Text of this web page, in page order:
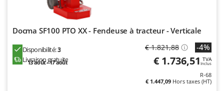
Y Yard Force
Z
Zanon
Docma SF100 PTO XX - Fendeuse à tracteur - Verticale
Disponibilité:3
Livraison gratuite
13 août - 17 août
€ 1.821,88 -4%
€ 1.736,51 TVA
Inclus
R-68
€ 1.447,09 Hors taxes (HT)